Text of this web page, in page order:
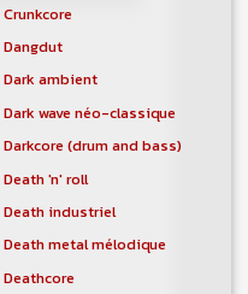
Crunkcore
Dangdut
Dark ambient
Dark wave néo-classique
Darkcore (drum and bass)
Death 'n' roll
Death industriel
Death metal mélodique
Deathcore